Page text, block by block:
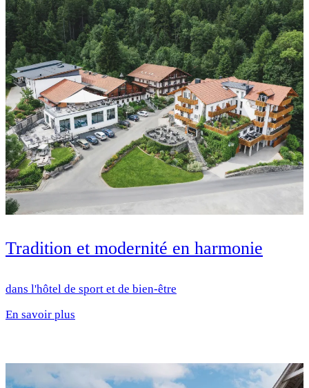
Tradition et modernité en harmonie
dans l'hôtel de sport et de bien-être
En savoir plus